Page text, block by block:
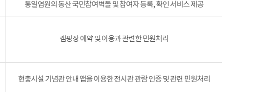
통일염원의 동산 국민참여벽돌 및 참여자 등록, 확인 서비스 제공
캠핑장 예약 및 이용과 관련한 민원처리
현충시설 기념관 안내 앱을 이용한 전시관 관람 인증 및 관련 민원처리